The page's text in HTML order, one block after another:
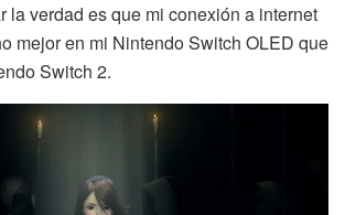
la verdad es que mi conexión a internet
mejor en mi Nintendo Switch OLED que
Switch 2.